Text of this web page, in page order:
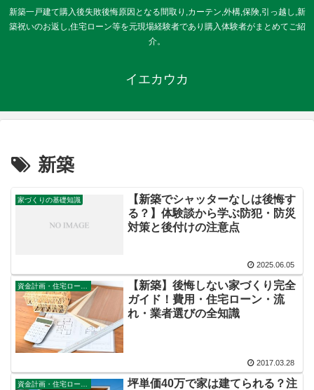
新築一戸建て購入後失敗後悔原因となる間取り,カーテン,外構,保険,引っ越し,新
築祝いのお返し,住宅ローン等を元現場経験者であり購入体験者がまとめてご紹
介。
イエカウカ
新築
家づくりの基礎知識
【新築でシャッターなしは後悔す
る？】体験談から学ぶ防犯・防災
対策と後付けの注意点
2025.06.05
資金計画・住宅ローン審査
【新築】後悔しない家づくり完全
ガイド！費用・住宅ローン・流
れ・業者選びの全知識
2017.03.28
坪単価40万で家は建てられる？注